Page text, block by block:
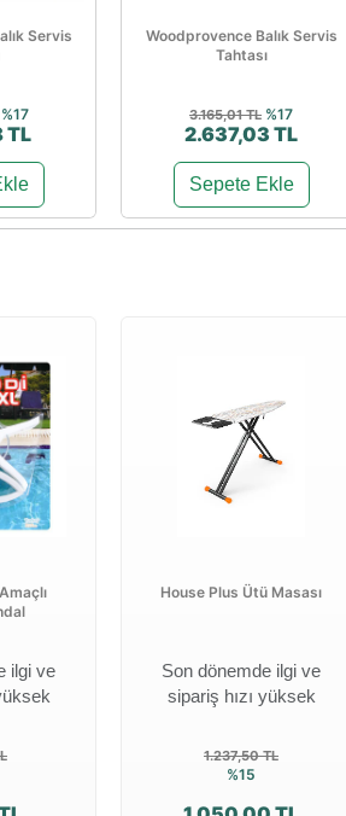
Servis
%17
TL
Woodprovence Balık Servis
Tahtası
3.165,01 TL %17
2.637,03 TL
Sepete Ekle
ilgi ve
House Plus Ütü Masası
Son dönemde ilgi ve
sipariş hızı yüksek
1.237,50 TL
%15